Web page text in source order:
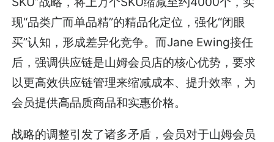
现“品类广而单品精”的精品化定位，强化“闭眼
买”认知，形成差异化竞争。而Jane Ewing接任
后，强调供应链是山姆会员店的核心优势，要求
以更高效供应链管理来缩减成本、提升效率，为
会员提供高品质商品和实惠价格。
战略的调整引发了诸多矛盾，会员对于山姆会员